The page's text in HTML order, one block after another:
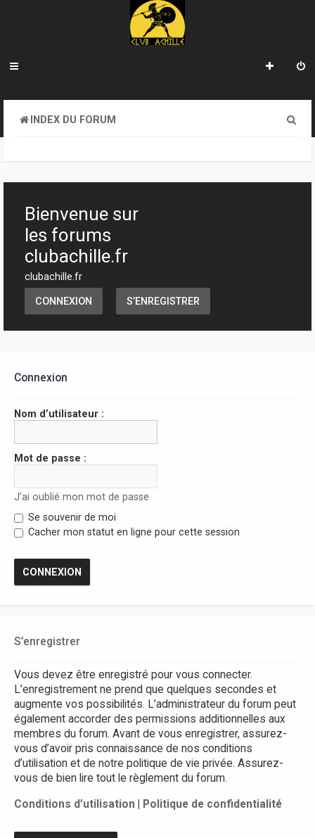
INDEX DU FORUM
h
Bienvenue sur
les forums
clubachille.fr
clubachille.fr
CONNEXION S’ENREGISTRER
Connexion
Nom d’utilisateur :
Mot de passe :
J’ai oublié mon mot de passe
Se souvenir de moi
Cacher mon statut en ligne pour cette session
S’enregistrer
Vous devez être enregistré pour vous connecter.
L’enregistrement ne prend que quelques secondes et
augmente vos possibilités. L’administrateur du forum peut
également accorder des permissions additionnelles aux
membres du forum. Avant de vous enregistrer, assurez-
vous d’avoir pris connaissance de nos conditions
d’utilisation et de notre politique de vie privée. Assurez-
vous de bien lire tout le règlement du forum.
Conditions d’utilisation Politique de confidentialité